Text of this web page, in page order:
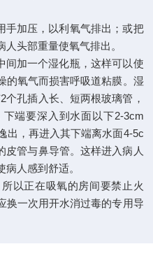
加压，以利氧气排出；或把
头部重量使氧气排出。
加一个湿化瓶，这样可以使
的氧气而损害呼吸道粘膜。湿
孔插入长、短两根玻璃管，
端要深入到水面以下2-3cm
出，再进入其下端离水面4-5c
皮管与鼻导管。这样进入病人
人感到舒适。
正在吸氧的房间要禁止火
换一次用开水消过毒的专用导